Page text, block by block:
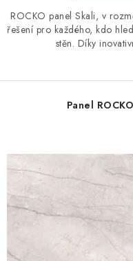
ROCKO panel Skali, v
řešení pro každého, kdo
stěn. Díky
Panel